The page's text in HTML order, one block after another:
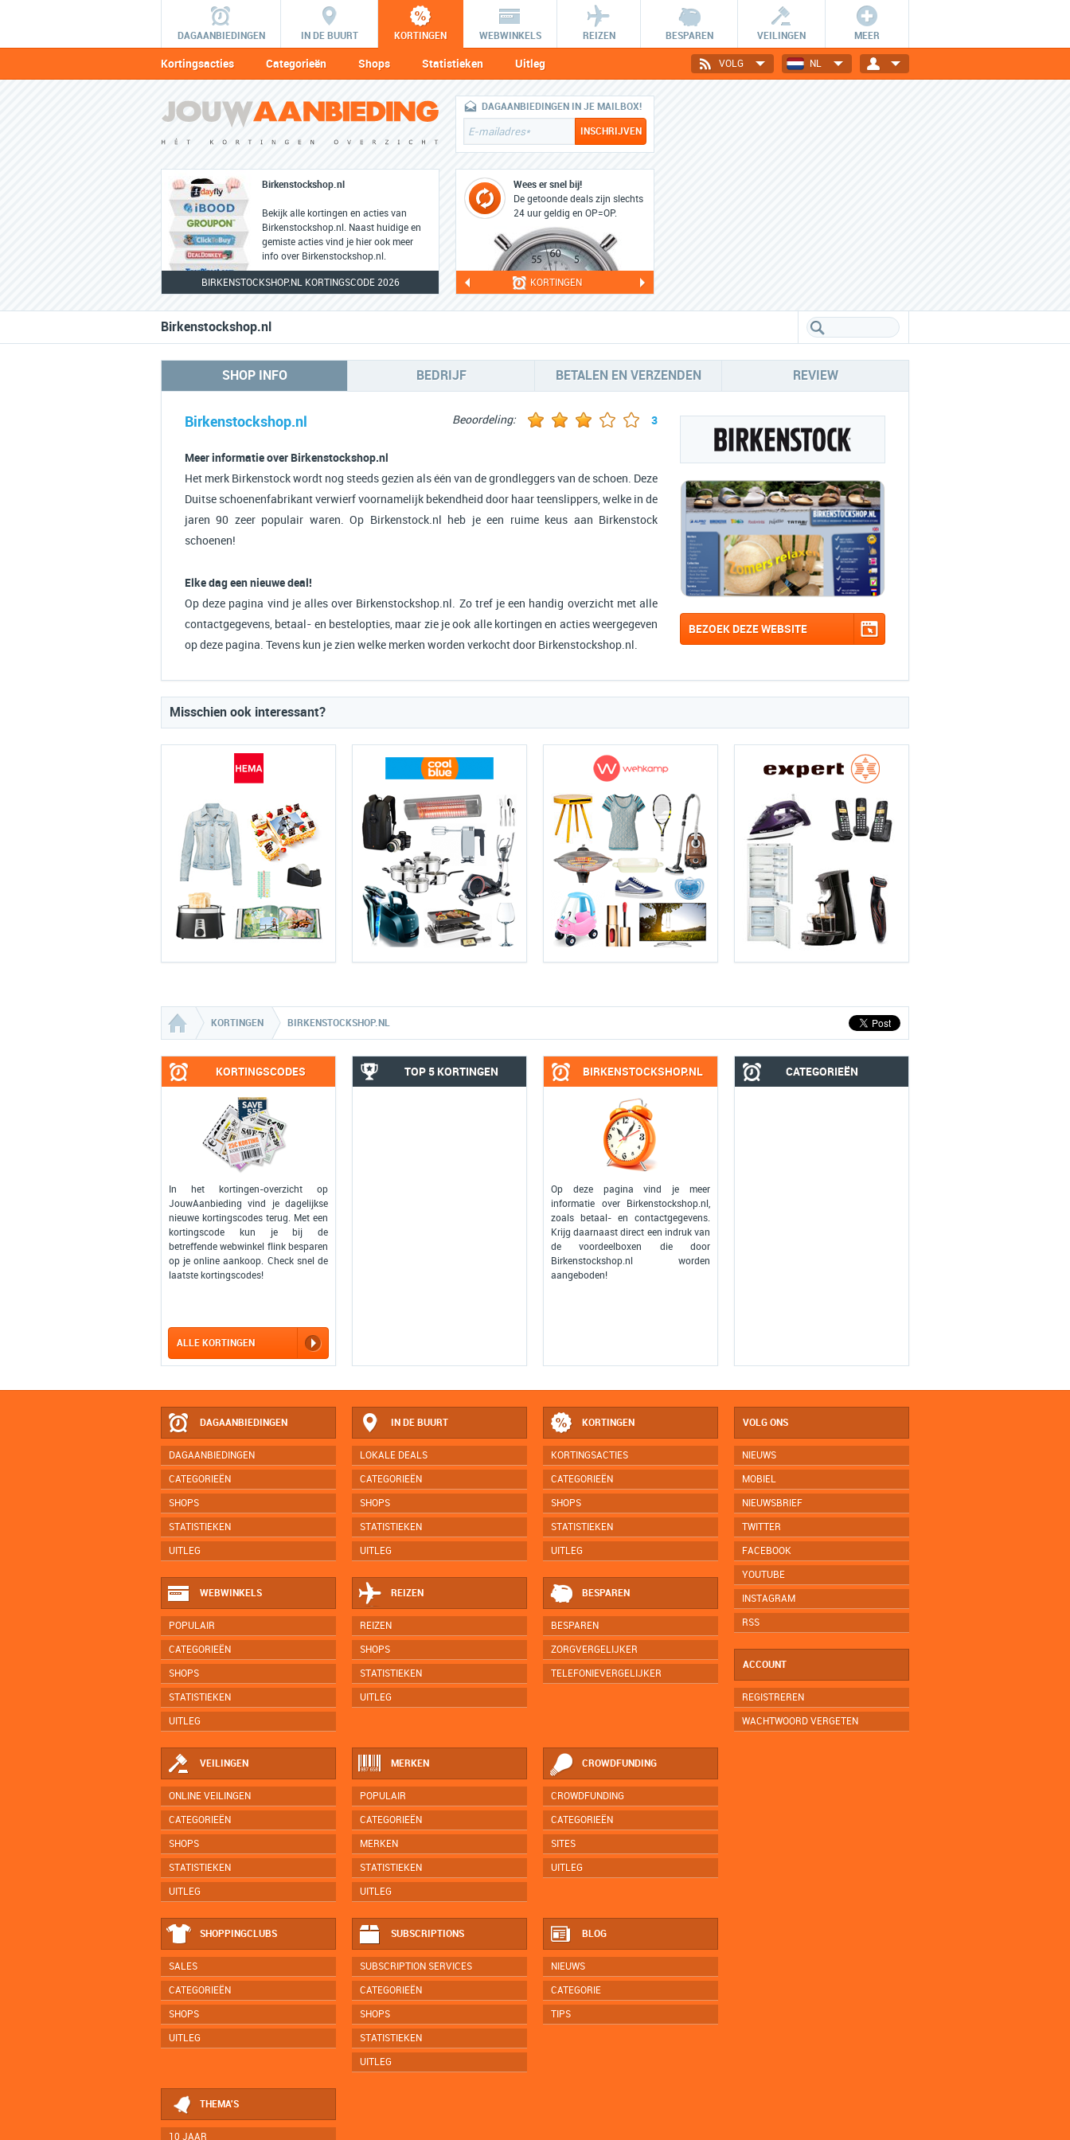
DAGAANBIEDINGEN IN DE BUURT KORTINGEN WEBWINKELS REIZEN BESPAREN VEILINGEN MEER
Kortingsacties Categorieën Shops Statistieken Uitleg NL
VOLG
Birkenstockshop.nl
Bekijk alle kortingen en acties van
Birkenstockshop.nl. Naast huidige en
gemiste acties vind je hier ook meer
info over Birkenstockshop.nl.
BIRKENSTOCKSHOP.NL KORTINGSCODE 2026
DAGAANBIEDINGEN IN JE MAILBOX!
Wees er snel bij!
De getoonde deals zijn slechts
24 uur geldig en OP=OP.
KORTINGEN
Birkenstockshop.nl
SHOP INFO BEDRIJF BETALEN EN VERZENDEN REVIEW
Birkenstockshop.nl Beoordeling: 3
Meer informatie over Birkenstockshop.nl
Het merk Birkenstock wordt nog steeds gezien als één van de grondleggers van de schoen. Deze
Duitse schoenenfabrikant verwierf voornamelijk bekendheid door haar teenslippers, welke in de
jaren 90 zeer populair waren. Op Birkenstock.nl heb je een ruime keus aan Birkenstock
schoenen!
Elke dag een nieuwe deal!
Op deze pagina vind je alles over Birkenstockshop.nl. Zo tref je een handig overzicht met alle
contactgegevens, betaal- en bestelopties, maar zie je ook alle kortingen en acties weergegeven
op deze pagina. Tevens kun je zien welke merken worden verkocht door Birkenstockshop.nl.
BEZOEK DEZE WEBSITE
Misschien ook interessant?
KORTINGEN BIRKENSTOCKSHOP.NL
KORTINGSCODES
In het kortingen-overzicht op
JouwAanbieding vind je dagelijkse
nieuwe kortingscodes terug. Met een
kortingscode kun je bij de
betreffende webwinkel flink besparen
op je online aankoop. Check snel de
laatste kortingscodes!
ALLE KORTINGEN
TOP 5 KORTINGEN BIRKENSTOCKSHOP.NL
Op deze pagina vind je meer
informatie over Birkenstockshop.nl,
zoals betaal- en contactgegevens.
Krijg daarnaast direct een indruk van
de voordeelboxen die door
Birkenstockshop.nl worden
aangeboden!
CATEGORIEËN
DAGAANBIEDINGEN
DAGAANBIEDINGEN
CATEGORIEËN
SHOPS
STATISTIEKEN
UITLEG
IN DE BUURT
LOKALE DEALS
CATEGORIEËN
SHOPS
STATISTIEKEN
UITLEG
KORTINGEN
KORTINGSACTIES
CATEGORIEËN
SHOPS
STATISTIEKEN
UITLEG
WEBWINKELS
POPULAIR
CATEGORIEËN
SHOPS
STATISTIEKEN
UITLEG
REIZEN
REIZEN
SHOPS
STATISTIEKEN
UITLEG
BESPAREN
BESPAREN
ZORGVERGELIJKER
TELEFONIEVERGELIJKER
VEILINGEN
ONLINE VEILINGEN
CATEGORIEËN
SHOPS
STATISTIEKEN
UITLEG
MERKEN
POPULAIR
CATEGORIEËN
MERKEN
STATISTIEKEN
UITLEG
CROWDFUNDING
CROWDFUNDING
CATEGORIEËN
SITES
UITLEG
SHOPPINGCLUBS
SALES
CATEGORIEËN
SHOPS
UITLEG
SUBSCRIPTIONS
SUBSCRIPTION SERVICES
CATEGORIEËN
SHOPS
STATISTIEKEN
UITLEG
BLOG
NIEUWS
CATEGORIE
TIPS
THEMA'S
10 JAAR
VOLG ONS
NIEUWS
MOBIEL
NIEUWSBRIEF
TWITTER
FACEBOOK
YOUTUBE
INSTAGRAM
RSS
ACCOUNT
REGISTREREN
WACHTWOORD VERGETEN